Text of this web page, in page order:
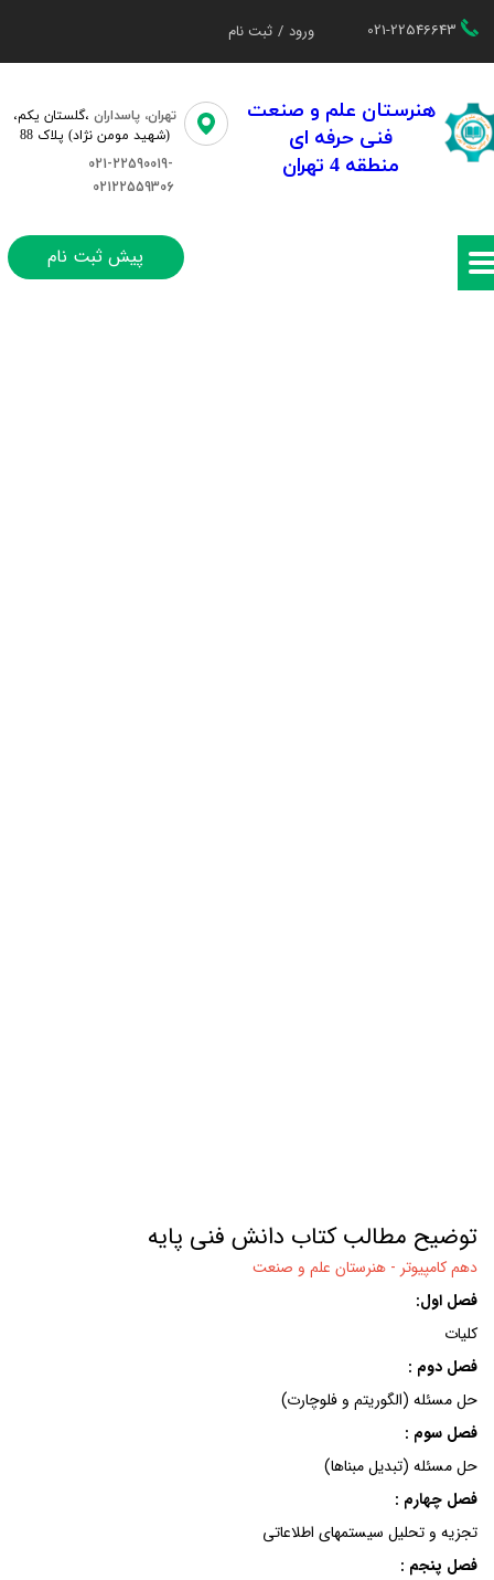
021-22546643 ورود / ثبت نام
تغییر گذر واژه
سفارشات
هنرستان علم و صنعت
فنی حرفه ای
منطقه 4 تهران
تهران، پاسداران ،گلستان یکم،​​
(شهید مومن نژاد) پلاک 88
021-22590019-
02122559306
پیش ثبت نام
توضیح مطالب کتاب دانش فنی پایه
دهم کامپیوتر - هنرستان علم و صنعت
فصل اول:
کلیات
فصل دوم :
حل مسئله (الگوریتم و فلوچارت)
فصل سوم :
حل مسئله (تبدیل مبناها)
فصل چهارم :
تجزیه و تحلیل سیستمهای اطلاعاتی
فصل پنجم :